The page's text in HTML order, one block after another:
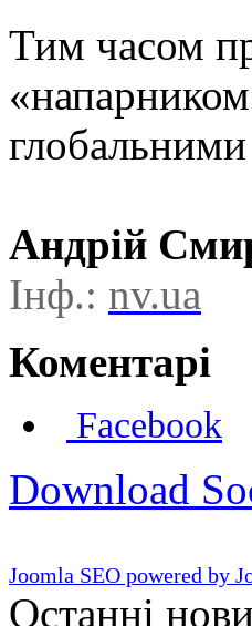
Тим часом
Андрій
Інф.: nv.ua
Коментарі
Facebook
Download
Joomla SEO powered by
Останні